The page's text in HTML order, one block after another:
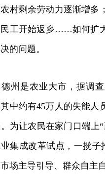
村剩余劳动力逐渐增多
工开始返乡……如何扩
的问题。
是农业大市，据调查
其中约有45万人的失能
为让农民在家门口端上
集成改革试点，一揽
场主导引导、群众自主